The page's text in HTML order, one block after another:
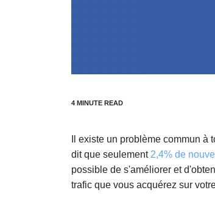
Il existe un problème commun
dit que seulement 2,4% de
possible de s'améliorer et
trafic que vous acquérez sur